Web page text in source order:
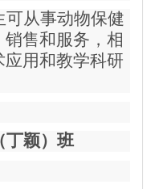
可从事动物保健
售和服务，相
用和教学科研
丁颖）班